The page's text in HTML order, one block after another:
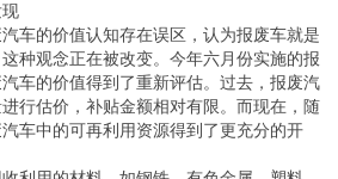
车的价值认知存在误区，认为报废车就是
种观念正在被改变。今年六月份实施的报
车的价值得到了重新评估。过去，报废汽
行估价，补贴金额相对有限。而现在，随
车中的可再利用资源得到了更充分的开